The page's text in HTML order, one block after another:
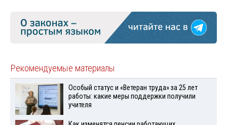
Рекомендуемые материалы
Особый статус и «Ветеран труда» за 25 лет
работы: какие меры поддержки получили
учителя